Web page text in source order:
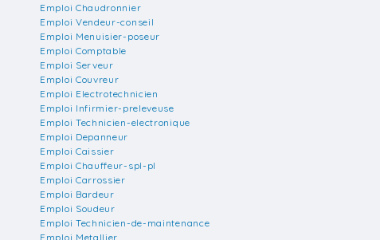
Emploi Chaudronnier
Emploi Vendeur-conseil
Emploi Menuisier-poseur
Emploi Comptable
Emploi Serveur
Emploi Couvreur
Emploi Electrotechnicien
Emploi Infirmier-preleveuse
Emploi Technicien-electronique
Emploi Depanneur
Emploi Caissier
Emploi Chauffeur-spl-pl
Emploi Carrossier
Emploi Bardeur
Emploi Soudeur
Emploi Technicien-de-maintenance
Emploi Metallier